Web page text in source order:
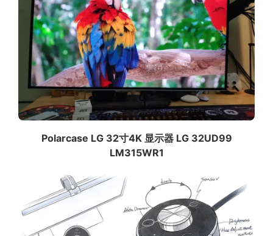
Polarcase LG 32寸4K 显示器 LG 32UD99
LM315WR1